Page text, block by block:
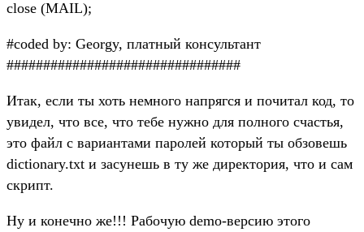
close (MAIL);
#coded by: Georgy, платный консультант
################################
Итак, если ты хоть немного напрягся и почитал код, то
увидел, что все, что тебе нужно для полного счастья,
это файл с вариантами паролей который ты обзовешь
dictionary.txt и засунешь в ту же директория, что и сам
скрипт.
Ну и конечно же!!! Рабочую demo-версию этого